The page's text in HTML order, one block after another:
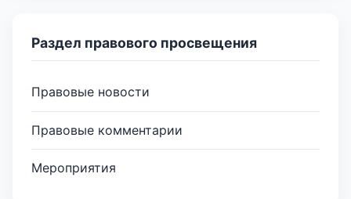
Раздел правового просвещения
Правовые новости
Правовые комментарии
Мероприятия